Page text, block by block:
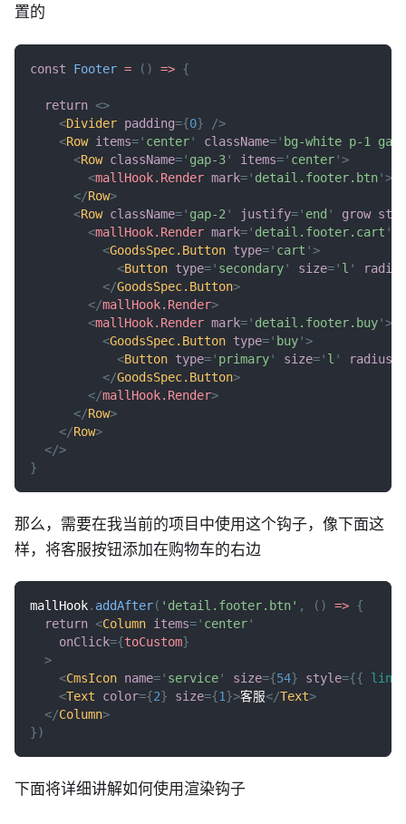
置的
const Footer = ( ) => {
return <>
<Divider padding={0}
/>
<Row items=' center' className=' bg-white p-1
<Row className=' gap-3' items=' center'>
<mallHook.Render mark=' detail.footer.btn'>
</Row>
<Row className=' gap-2 ' justify=' end ' grow
<mallHook.Render mark=' detail.footer.cart '
<GoodsSpec.Button type=' cart '>
<Button type=' secondary' size=' l '
</GoodsSpec.Button>
</mallHook.Render>
<mallHook.Render mark=' detail.footer.buy'>
<GoodsSpec.Button type=' buy'>
<Button type=' primary' size=' l '
</GoodsSpec.Button>
</mallHook.Render>
</Row>
</Row>
</>
}
那么，需要在我当前的项目中使用这个钩子，像下面这
样，将客服按钮添加在购物车的右边
mallHook. addAfter( 'detail.footer.btn' , ( ) => {
return <Column items=' center'
onClick={toCustom}
>
<CmsIcon name=' service' size={54} style={{
<Text color={2} size={1}>客服</Text>
</Column>
})
下面将详细讲解如何使用渲染钩子